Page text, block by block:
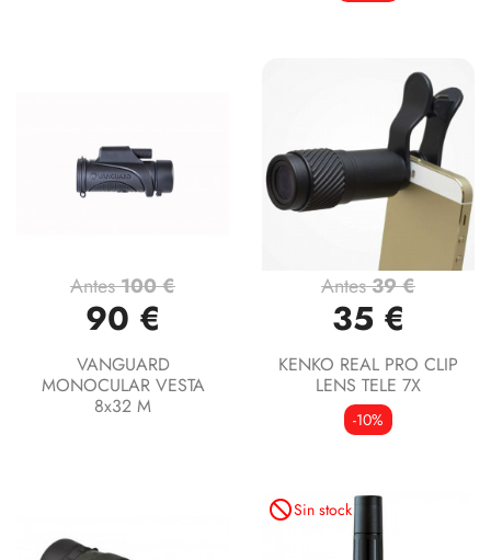
Antes100 €
90 €
VANGUARD
MONOCULAR VESTA
8x32 M
Antes39 €
35 €
KENKO REAL PRO CLIP
LENS TELE 7X
-10%
not_interestedSin stock